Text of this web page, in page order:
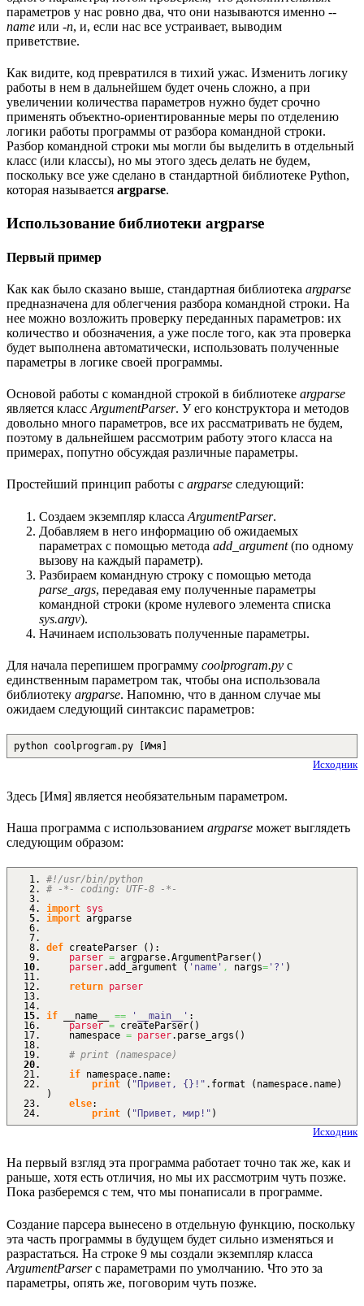
параметров у нас ровно два, что они называются именно --
name или -n, и, если нас все устраивает, выводим
приветствие.
Как видите, код превратился в тихий ужас. Изменить логику
работы в нем в дальнейшем будет очень сложно, а при
увеличении количества параметров нужно будет срочно
применять объектно-ориентированные меры по отделению
логики работы программы от разбора командной строки.
Разбор командной строки мы могли бы выделить в отдельный
класс (или классы), но мы этого здесь делать не будем,
поскольку все уже сделано в стандартной библиотеке Python,
которая называется argparse.
Использование библиотеки argparse
Первый пример
Как как было сказано выше, стандартная библиотека argparse
предназначена для облегчения разбора командной строки. На
нее можно возложить проверку переданных параметров: их
количество и обозначения, а уже после того, как эта проверка
будет выполнена автоматически, использовать полученные
параметры в логике своей программы.
Основой работы с командной строкой в библиотеке argparse
является класс ArgumentParser. У его конструктора и методов
довольно много параметров, все их рассматривать не будем,
поэтому в дальнейшем рассмотрим работу этого класса на
примерах, попутно обсуждая различные параметры.
Простейший принцип работы с argparse следующий:
Создаем экземпляр класса ArgumentParser.
Добавляем в него информацию об ожидаемых
параметрах с помощью метода add_argument(по одному
вызову на каждый параметр).
Разбираем командную строку с помощью метода
parse_args, передавая ему полученные параметры
командной строки (кроме нулевого элемента списка
sys.argv).
Начинаем использовать полученные параметры.
Для начала перепишем программу coolprogram.py с
единственным параметром так, чтобы она использовала
библиотеку argparse. Напомню, что в данном случае мы
ожидаем следующий синтаксис параметров:
python coolprogram.py [Имя]
Исходник
Здесь [Имя] является необязательным параметром.
Наша программа с использованием argparse может выглядеть
следующим образом:
#!/usr/bin/python
# -*- coding: UTF-8 -*-
import sys
import argparse
def createParser ( ) :
parser = argparse.ArgumentParser( )
parser.add_argument ( 'name' , nargs= '?' )
return parser
if __name__ == '__main__' :
parser = createParser( )
namespace = parser. parse_args ( )
# print (namespace)
if namespace. name:
print
( "Привет, {}!" . format ( namespace. name)
)
else:
print
( "Привет, мир!" )
Исходник
На первый взгляд эта программа работает точно так же, как и
раньше, хотя есть отличия, но мы их рассмотрим чуть позже.
Пока разберемся с тем, что мы понаписали в программе.
Создание парсера вынесено в отдельную функцию, поскольку
эта часть программы в будущем будет сильно изменяться и
разрастаться. На строке 9 мы создали экземпляр класса
ArgumentParserс параметрами по умолчанию. Что это за
параметры, опять же, поговорим чуть позже.